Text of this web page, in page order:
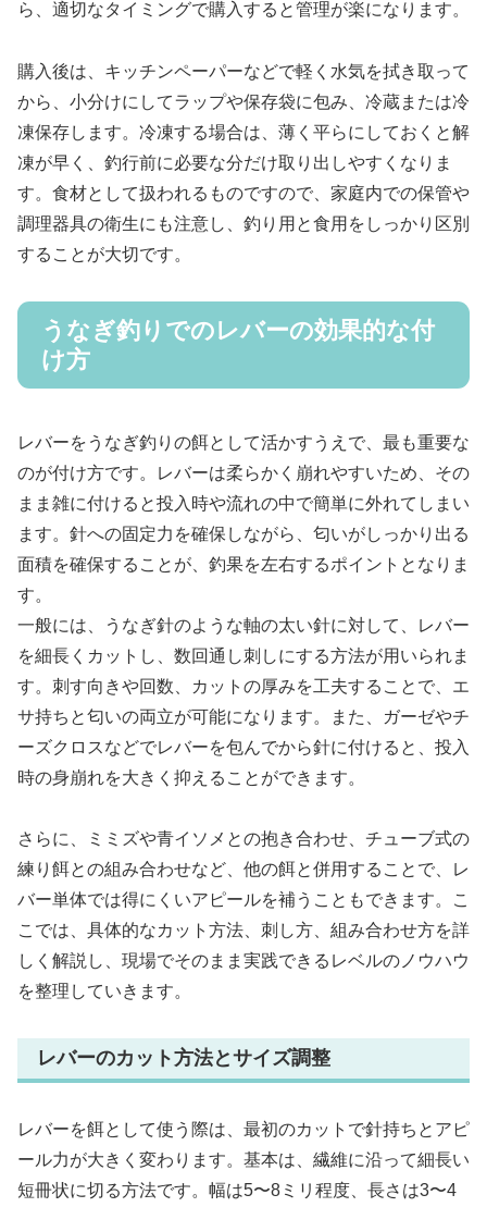
ら、適切なタイミングで購入すると管理が楽になります。
購入後は、キッチンペーパーなどで軽く水気を拭き取って
から、小分けにしてラップや保存袋に包み、冷蔵または冷
凍保存します。冷凍する場合は、薄く平らにしておくと解
凍が早く、釣行前に必要な分だけ取り出しやすくなりま
す。食材として扱われるものですので、家庭内での保管や
調理器具の衛生にも注意し、釣り用と食用をしっかり区別
することが大切です。
うなぎ釣りでのレバーの効果的な付
け方
レバーをうなぎ釣りの餌として活かすうえで、最も重要な
のが付け方です。レバーは柔らかく崩れやすいため、その
まま雑に付けると投入時や流れの中で簡単に外れてしまい
ます。針への固定力を確保しながら、匂いがしっかり出る
面積を確保することが、釣果を左右するポイントとなりま
す。
一般には、うなぎ針のような軸の太い針に対して、レバー
を細長くカットし、数回通し刺しにする方法が用いられま
す。刺す向きや回数、カットの厚みを工夫することで、エ
サ持ちと匂いの両立が可能になります。また、ガーゼやチ
ーズクロスなどでレバーを包んでから針に付けると、投入
時の身崩れを大きく抑えることができます。
さらに、ミミズや青イソメとの抱き合わせ、チューブ式の
練り餌との組み合わせなど、他の餌と併用することで、レ
バー単体では得にくいアピールを補うこともできます。こ
こでは、具体的なカット方法、刺し方、組み合わせ方を詳
しく解説し、現場でそのまま実践できるレベルのノウハウ
を整理していきます。
レバーのカット方法とサイズ調整
レバーを餌として使う際は、最初のカットで針持ちとアピ
ール力が大きく変わります。基本は、繊維に沿って細長い
短冊状に切る方法です。幅は5〜8ミリ程度、長さは3〜4